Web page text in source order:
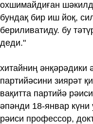
охшимайдиған
бундақ бир иш йоқ,
бериливатиду. бу
деди."
хитайниң әнқәрәдики
партийәсини зиярәт
вақитта партийә
әпәнди 18-январ күни
рәиси профессор,